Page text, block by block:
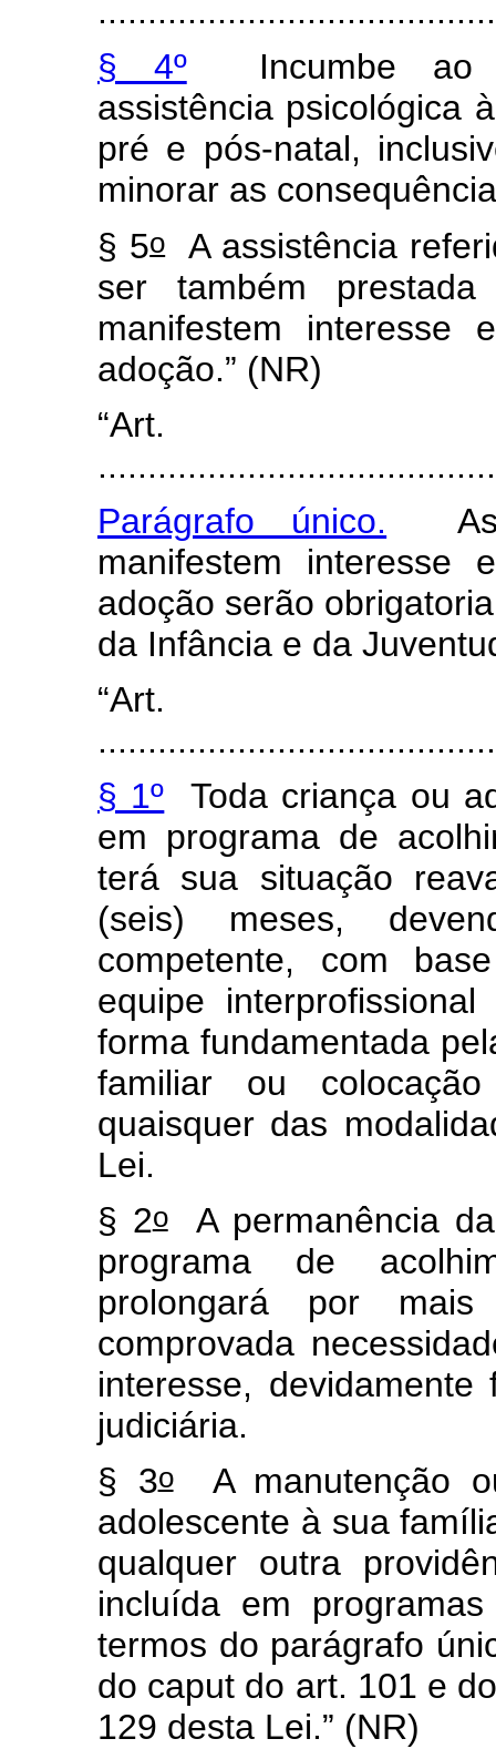
§ 4ºIncumbe ao
assistência psicológica
pré e pós-natal,
minorar as
§ 5oA assistência
ser também
manifestem interesse
adoção.” (NR)
Parágrafo único. As
manifestem interesse
adoção serão
da Infância e da
§ 1º Toda criança ou
em programa de
terá sua situação
(seis) meses,
competente, com
equipe
forma fundamentada
familiar ou
quaisquer das
Lei.
§ 2oA permanência
programa de
prolongará por
comprovada
interesse, devidamente
judiciária.
§ 3oA manutenção
adolescente à sua
qualquer outra
incluída em
termos do parágrafo
do caput do art. 101 e
129 desta Lei.” (NR)